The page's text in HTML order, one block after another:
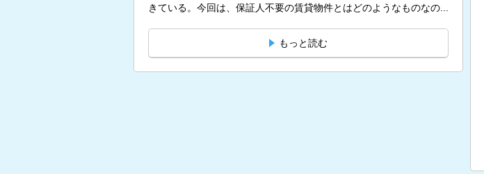
きている。今回は、保証人不要の賃貸物件とはどのようなものなの...
もっと読む